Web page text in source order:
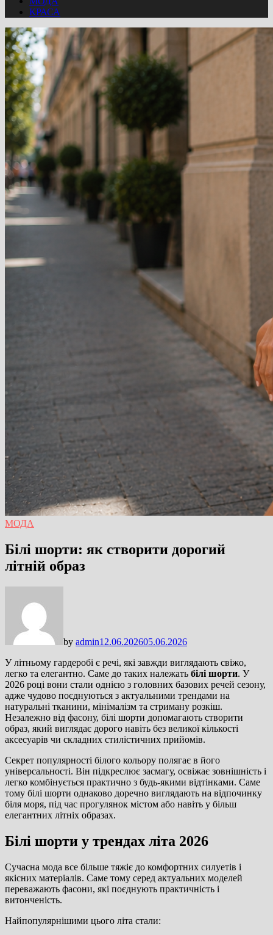
КРАСА
МОДА
Білі шорти: як створити дорогий
літній образ
by admin12.06.202605.06.2026
У літньому гардеробі є речі, які завжди виглядають свіжо,
легко та елегантно. Саме до таких належать білі шорти. У
2026 році вони стали однією з головних базових речей сезону,
адже чудово поєднуються з актуальними трендами на
натуральні тканини, мінімалізм та стриману розкіш.
Незалежно від фасону, білі шорти допомагають створити
образ, який виглядає дорого навіть без великої кількості
аксесуарів чи складних стилістичних прийомів.
Секрет популярності білого кольору полягає в його
універсальності. Він підкреслює засмагу, освіжає зовнішність і
легко комбінується практично з будь-якими відтінками. Саме
тому білі шорти однаково доречно виглядають на відпочинку
біля моря, під час прогулянок містом або навіть у більш
елегантних літніх образах.
Білі шорти у трендах літа 2026
Сучасна мода все більше тяжіє до комфортних силуетів і
якісних матеріалів. Саме тому серед актуальних моделей
переважають фасони, які поєднують практичність і
витонченість.
Найпопулярнішими цього літа стали: